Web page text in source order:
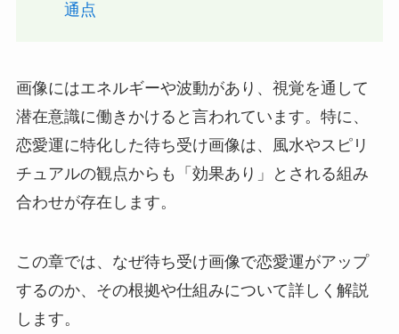
通点
画像にはエネルギーや波動があり、視覚を通して
潜在意識に働きかけると言われています。特に、
恋愛運に特化した待ち受け画像は、風水やスピリ
チュアルの観点からも「効果あり」とされる組み
合わせが存在します。
この章では、なぜ待ち受け画像で恋愛運がアップ
するのか、その根拠や仕組みについて詳しく解説
します。